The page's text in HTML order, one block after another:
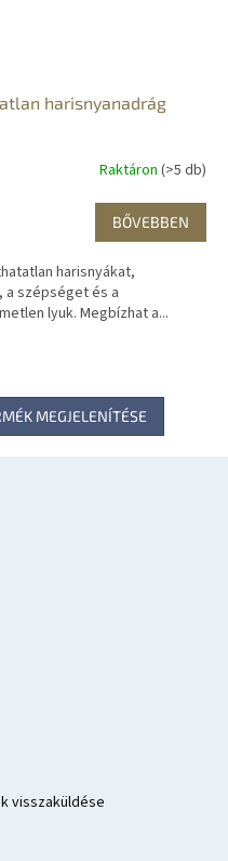
harisnyanadrág
Raktáron (>5 db)
BŐVEBBEN
harisnyákat,
a szépséget és a
lyuk. Megbízhat a...
MEGJELENÍTÉSE
visszaküldése